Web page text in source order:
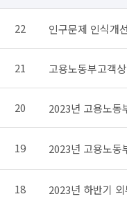
22 인구문제 인식개
21 고용노동부고객
20 2023년 고용노동
19 2023년 고용노동
18 2023년 하반기